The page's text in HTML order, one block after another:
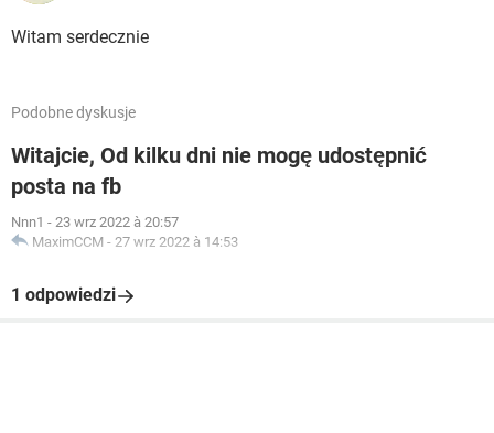
Witam serdecznie
Podobne dyskusje
Witajcie, Od kilku dni nie mogę udostępnić
posta na fb
Nnn1 - 23 wrz 2022 à 20:57
MaximCCM - 27 wrz 2022 à 14:53
1 odpowiedzi